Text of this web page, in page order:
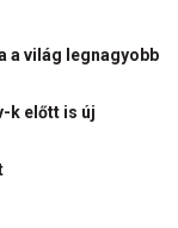
a világ legnagyobb
k előtt is új